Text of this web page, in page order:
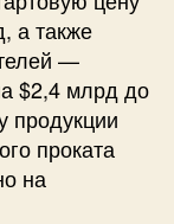
а также
—
$2,4 млрд до
продукции
проката
на